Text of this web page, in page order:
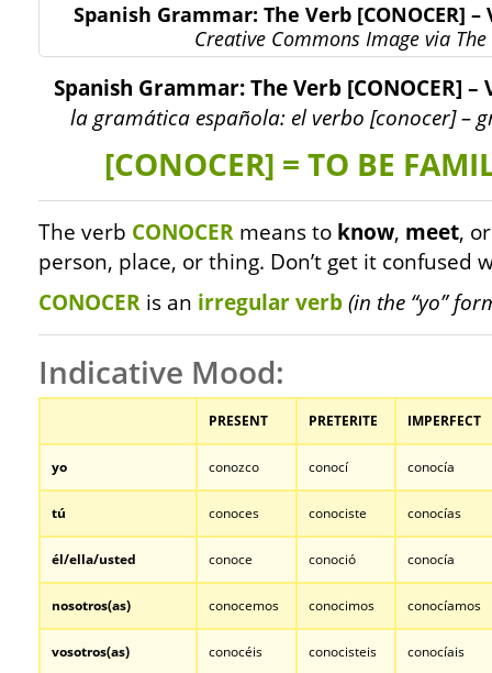
Spanish Grammar: The Verb [CONOCER]
Creative Commons Image via The
Spanish Grammar: The Verb [CONOCER]
la gramática española: el verbo [conocer] –
[CONOCER] = TO BE
The verb CONOCER means to know, meet,
person, place, or thing. Don’t get it confused
CONOCER is an irregular verb(in the “yo”
Indicative Mood:
PRESENT PRETERITE IMPERFECT
yo conozco conocí conocía
tú conoces conociste conocías
él/ella/usted conoce conoció conocía
nosotros(as) conocemos conocimos conocíamos
vosotros(as) conocéis conocisteis conocíais